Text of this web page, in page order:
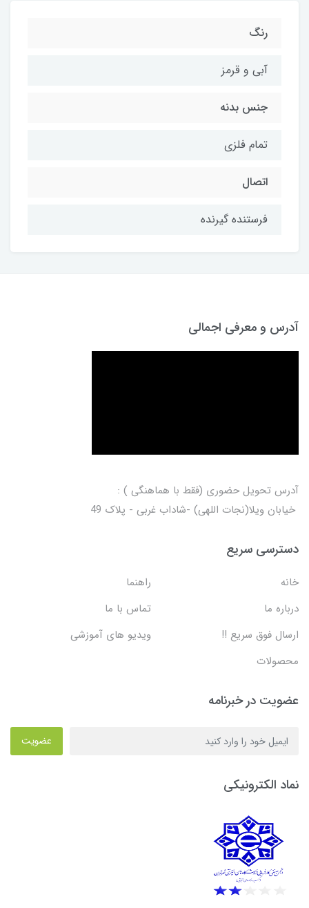
رنگ
آبی و قرمز
جنس بدنه
تمام فلزی
اتصال
فرستنده گیرنده
آدرس و معرفی اجمالی
آدرس تحویل حضوری (فقط با هماهنگی ) :
خیابان ویلا(نجات اللهی) -شاداب غربی - پلاک 49
دسترسی سریع
خانه
راهنما
درباره ما
تماس با ما
ارسال فوق سریع !!
ویدیو های آموزشی
محصولات
عضویت در خبرنامه
عضویت
نماد الکترونیکی